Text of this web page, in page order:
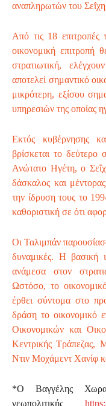
αναπληρωτών του
Από τις 18 επιτροπές
οικονομική επιτροπή
στρατιωτική,
αποτελεί σημαντικό
μικρότερη, εξίσου
υπηρεσιών της οποίας
Εκτός κυβέρνησης
βρίσκεται το
Ανώτατο Ηγέτη, ο
δάσκαλος και
την ίδρυση τους το
καθοριστική σε ότι
Οι Ταλιμπάν
δυναμικές. Η βασική
ανάμεσα στον
Ωστόσο, το
έρθει σύντομα στο
δράση το οικονομικό
Οικονομικών και
Κεντρικής Τράπεζας,
Ντιν Μοχάμεντ Χανίφ
*O Βαγγέλης
γεωπολιτικής